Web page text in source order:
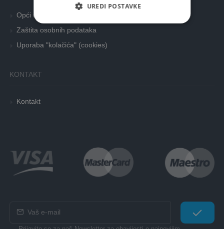
Opći uvjeti poslovanja
Zaštita osobnih podataka
Uporaba "kolačića" (cookies)
KONTAKT
Kontakt
UREDI POSTAVKE